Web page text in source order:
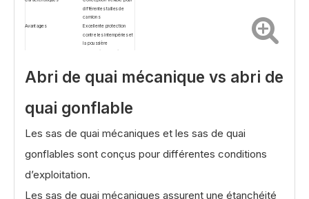
différentes tailles de
camions
Avantages
Excellente protection
contre les intempéries et
la poussière
Structure du cadre
Cadre en acier galvanisé
pour un support stable
EPDM
Possibilités
Impression de
Abri de quai mécanique vs abri de
quai gonflable
Les sas de quai mécaniques et les sas de quai
gonflables sont conçus pour différentes conditions
d’exploitation.
Les sas de quai mécaniques assurent une étanchéité